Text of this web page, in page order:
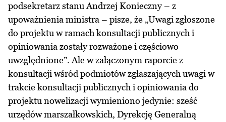
podsekretarz stanu Andrzej Konieczny – z
upoważnienia ministra – pisze, że „Uwagi zgłoszone
do projektu w ramach konsultacji publicznych i
opiniowania zostały rozważone i częściowo
uwzględnione”. Ale w załączonymraporcie z
konsultacjiwśród podmiotów zgłaszających uwagi w
trakcie konsultacji publicznych i opiniowania do
projektu nowelizacji wymieniono jedynie: sześć
urzędów marszałkowskich, Dyrekcję Generalną